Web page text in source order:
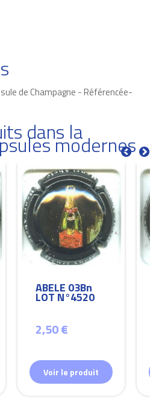
de Champagne - Référencée-
dans lamodernes
ABELE 03Bn
LOT N°4520
2,50 €
Voir le produit